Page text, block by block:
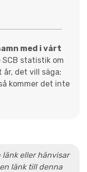
med i vårt
statistik om
det vill säga;
kommer det inte
länk eller hänvisar
länk till denna